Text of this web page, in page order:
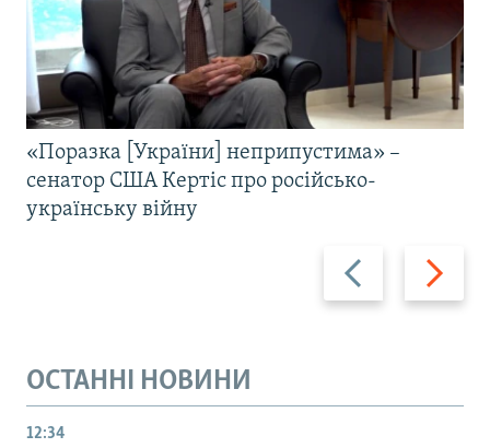
Назад Вперед
«Поразка [України] неприпустима» –
сенатор США Кертіс про російсько-
українську війну
ОСТАННІ НОВИНИ
12:34